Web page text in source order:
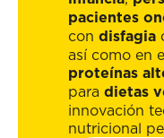
pacientes
con disfagia
así como en
proteínas
para dietas
innovación
nutricional